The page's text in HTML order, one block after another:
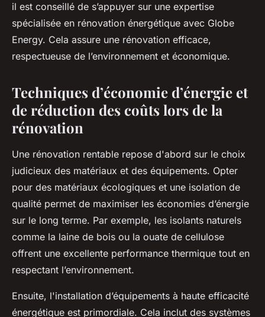
il est conseillé de s’appuyer sur une expertise
spécialisée en rénovation énergétique avec Globe
Energy. Cela assure une rénovation efficace,
respectueuse de l’environnement et économique.
Techniques d’économie d’énergie et
de réduction des coûts lors de la
rénovation
Une rénovation rentable repose d'abord sur le choix
judicieux des matériaux et des équipements. Opter
pour des matériaux écologiques et une isolation de
qualité permet de maximiser les économies d’énergie
sur le long terme. Par exemple, les isolants naturels
comme la laine de bois ou la ouate de cellulose
offrent une excellente performance thermique tout en
respectant l’environnement.
Ensuite, l'installation d’équipements à haute efficacité
énergétique est primordiale. Cela inclut des systèmes